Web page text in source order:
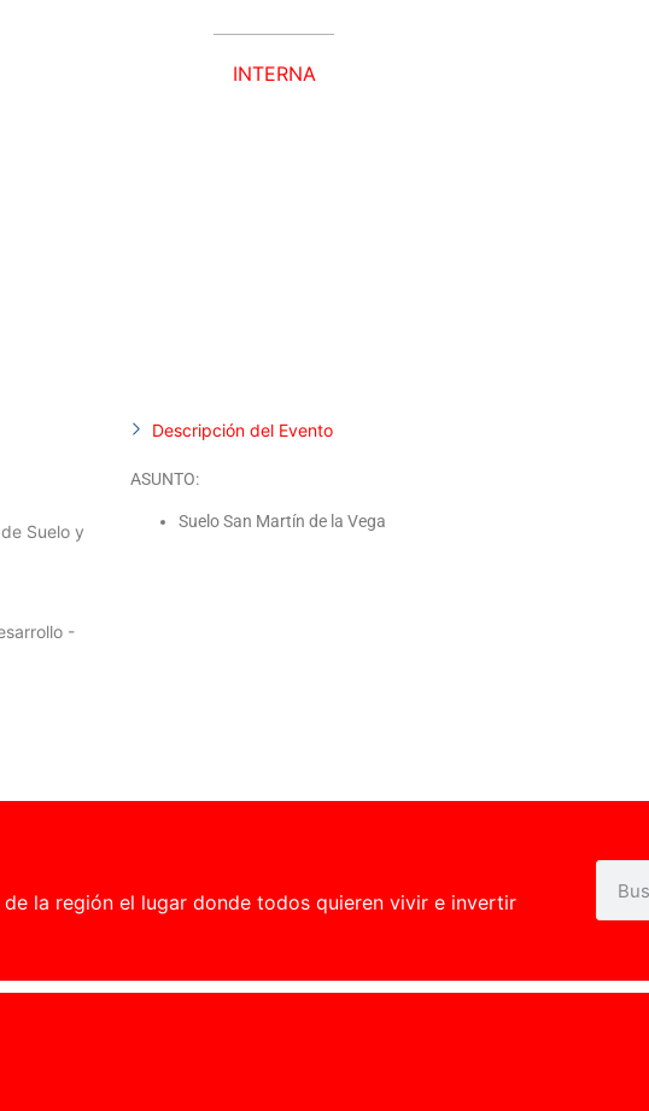
INTERNA
Suelo y
-
Descripción del Evento
ASUNTO:
Suelo San Martín de la Vega
la región el lugar donde todos quieren vivir e invertir